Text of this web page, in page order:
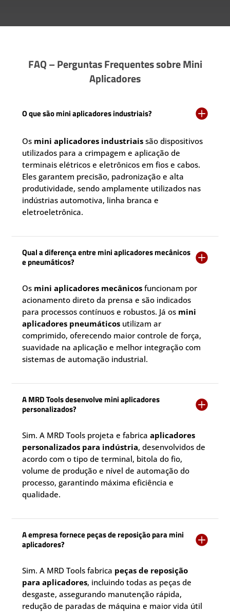
FAQ – Perguntas Frequentes sobre Mini
Aplicadores
O que são mini aplicadores industriais? 
Os mini aplicadores industriais são dispositivos
utilizados para a crimpagem e aplicação de
terminais elétricos e eletrônicos em fios e cabos.
Eles garantem precisão, padronização e alta
produtividade, sendo amplamente utilizados nas
indústrias automotiva, linha branca e
eletroeletrônica.
Qual a diferença entre mini aplicadores mecânicos
e pneumáticos?

Os mini aplicadores mecânicos funcionam por
acionamento direto da prensa e são indicados
para processos contínuos e robustos. Já os mini
aplicadores pneumáticos utilizam ar
comprimido, oferecendo maior controle de força,
suavidade na aplicação e melhor integração com
sistemas de automação industrial.
A MRD Tools desenvolve mini aplicadores
personalizados?

Sim. A MRD Tools projeta e fabricaaplicadores
personalizados para indústria, desenvolvidos de
acordo com o tipo de terminal, bitola do fio,
volume de produção e nível de automação do
processo, garantindo máxima eficiência e
qualidade.
A empresa fornece peças de reposição para mini
aplicadores?

Sim. A MRD Tools fabrica peças de reposição
para aplicadores, incluindo todas as peças de
desgaste, assegurando manutenção rápida,
redução de paradas de máquina e maior vida útil